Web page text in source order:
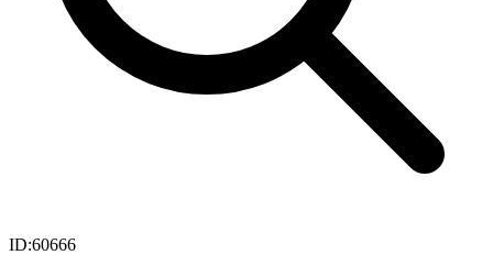
ID:60666